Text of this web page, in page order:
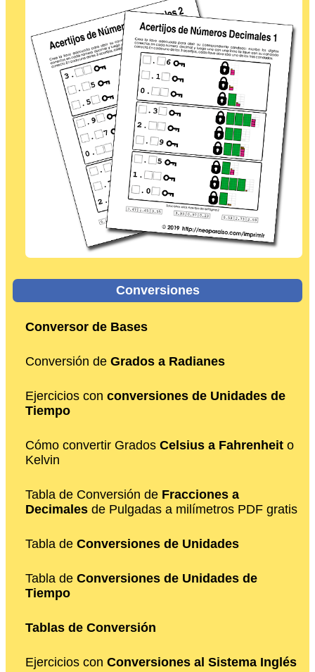
Conversiones
Conversor de Bases
Conversión de Grados a Radianes
Ejercicios con conversiones de Unidades de
Tiempo
Cómo convertir Grados Celsius a Fahrenheit o
Kelvin
Tabla de Conversión de Fracciones a
Decimales de Pulgadas a milímetros PDF gratis
Tabla de Conversiones de Unidades
Tabla de Conversiones de Unidades de
Tiempo
Tablas de Conversión
Ejercicios con Conversiones al Sistema Inglés